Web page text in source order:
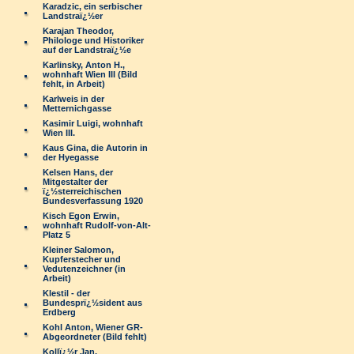
Karadzic, ein serbischer
Landstraï¿½er
Karajan Theodor,
Philologe und Historiker
auf der Landstraï¿½e
Karlinsky, Anton H.,
wohnhaft Wien III (Bild
fehlt, in Arbeit)
Karlweis in der
Metternichgasse
Kasimir Luigi, wohnhaft
Wien III.
Kaus Gina, die Autorin in
der Hyegasse
Kelsen Hans, der
Mitgestalter der
ï¿½sterreichischen
Bundesverfassung 1920
Kisch Egon Erwin,
wohnhaft Rudolf-von-Alt-
Platz 5
Kleiner Salomon,
Kupferstecher und
Vedutenzeichner (in
Arbeit)
Klestil - der
Bundesprï¿½sident aus
Erdberg
Kohl Anton, Wiener GR-
Abgeordneter (Bild fehlt)
Kollï¿½r Jan,